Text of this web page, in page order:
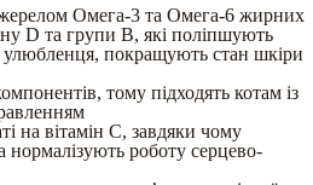
Омега-3 та Омега-6 жирних
D та групи В, які поліпшують
улюбленця, покращують стан шкіри
тому підходять котам із
на вітамін С, завдяки чому
нормалізують роботу серцево-